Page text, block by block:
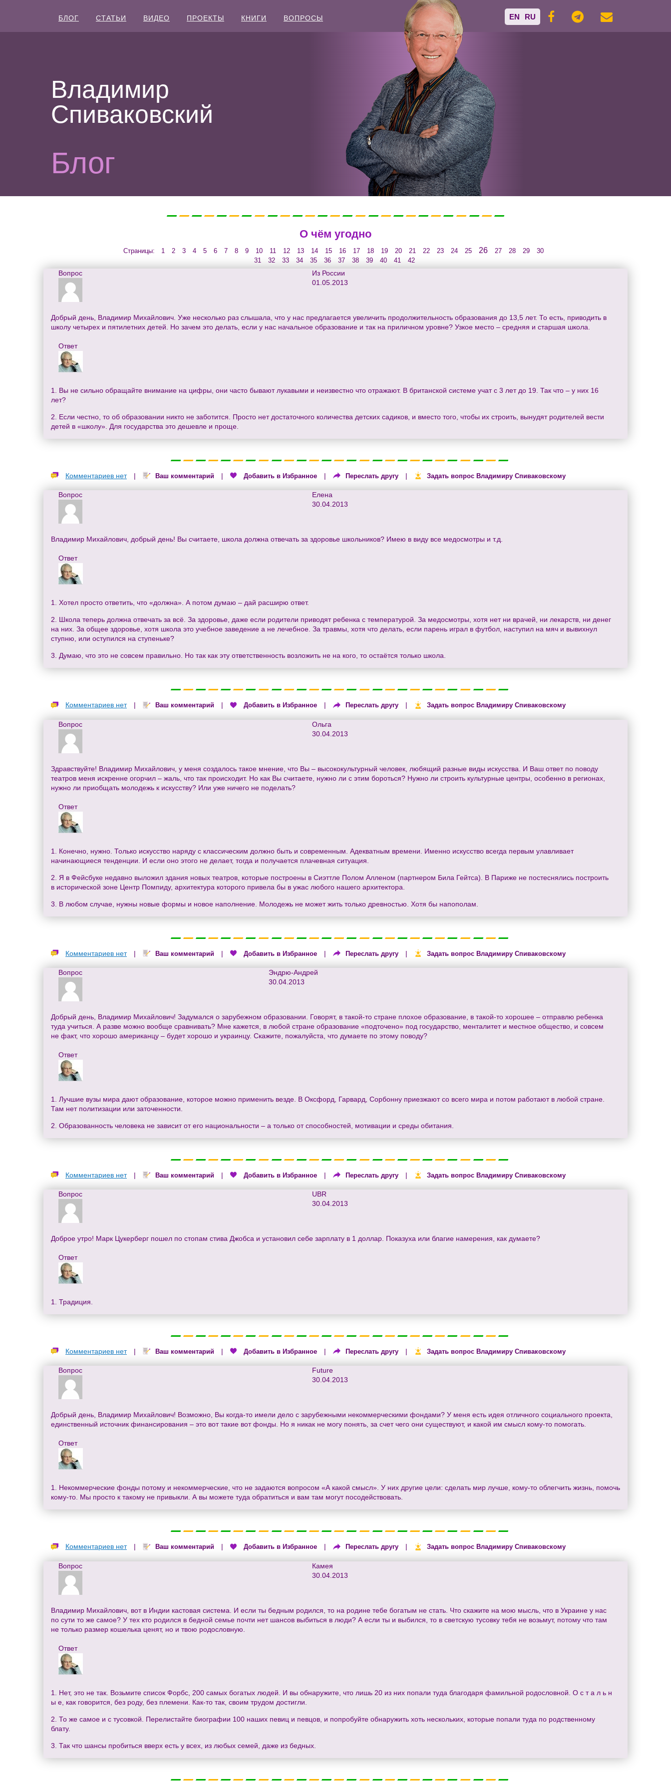
БЛОГ СТАТЬИ ВИДЕО ПРОЕКТЫ КНИГИ ВОПРОСЫ EN RU
Владимир
Спиваковский
Блог
О чём угодно
Страницы: 1 2 3 4 5 6 7 8 9 10 11 12 13 14 15 16 17 18 19 20 21 22 23 24 25 26 27 28 29
30
31
32 33 34 35 36 37 38 39 40 41 42
Вопрос
Из России
01.05.2013
Добрый день, Владимир Михайлович. Уже несколько раз слышала, что у нас предлагается увеличить продолжительность образования до 13,5 лет. То есть, приводить в
школу четырех и пятилетних детей. Но зачем это делать, если у нас начальное образование и так на приличном уровне? Узкое место – средняя и старшая школа.
Ответ
1. Вы не сильно обращайте внимание на цифры, они часто бывают лукавыми и неизвестно что отражают. В британской системе учат с 3 лет до 19. Так что – у них 16
лет?
2. Если честно, то об образовании никто не заботится. Просто нет достаточного количества детских садиков, и вместо того, чтобы их строить, вынудят родителей вести
детей в «школу». Для государства это дешевле и проще.
Комментариев нет | Ваш комментарий | Добавить в Избранное | Переслать другу | Задать вопрос Владимиру Спиваковскому
Вопрос
Елена
30.04.2013
Владимир Михайлович, добрый день! Вы считаете, школа должна отвечать за здоровье школьников? Имею в виду все медосмотры и т.д.
Ответ
1. Хотел просто ответить, что «должна». А потом думаю – дай расширю ответ.
2. Школа теперь должна отвечать за всё. За здоровье, даже если родители приводят ребенка с температурой. За медосмотры, хотя нет ни врачей, ни лекарств, ни денег
на них. За общее здоровье, хотя школа это учебное заведение а не лечебное. За травмы, хотя что делать, если парень играл в футбол, наступил на мяч и вывихнул
ступню, или оступился на ступеньке?
3. Думаю, что это не совсем правильно. Но так как эту ответственность возложить не на кого, то остаётся только школа.
Комментариев нет | Ваш комментарий | Добавить в Избранное | Переслать другу | Задать вопрос Владимиру Спиваковскому
Вопрос
Ольга
30.04.2013
Здравствуйте! Владимир Михайлович, у меня создалось такое мнение, что Вы – высококультурный человек, любящий разные виды искусства. И Ваш ответ по поводу
театров меня искренне огорчил – жаль, что так происходит. Но как Вы считаете, нужно ли с этим бороться? Нужно ли строить культурные центры, особенно в регионах,
нужно ли приобщать молодежь к искусству? Или уже ничего не поделать?
Ответ
1. Конечно, нужно. Только искусство наряду с классическим должно быть и современным. Адекватным времени. Именно искусство всегда первым улавливает
начинающиеся тенденции. И если оно этого не делает, тогда и получается плачевная ситуация.
2. Я в Фейсбуке недавно выложил здания новых театров, которые построены в Сиэттле Полом Алленом (партнером Била Гейтса). В Париже не постеснялись построить
в исторической зоне Центр Помпиду, архитектура которого привела бы в ужас любого нашего архитектора.
3. В любом случае, нужны новые формы и новое наполнение. Молодежь не может жить только древностью. Хотя бы напополам.
Комментариев нет | Ваш комментарий | Добавить в Избранное | Переслать другу | Задать вопрос Владимиру Спиваковскому
Вопрос
Эндрю-Андрей
30.04.2013
Добрый день, Владимир Михайлович! Задумался о зарубежном образовании. Говорят, в такой-то стране плохое образование, в такой-то хорошее – отправлю ребенка
туда учиться. А разве можно вообще сравнивать? Мне кажется, в любой стране образование «подточено» под государство, менталитет и местное общество, и совсем
не факт, что хорошо американцу – будет хорошо и украинцу. Скажите, пожалуйста, что думаете по этому поводу?
Ответ
1. Лучшие вузы мира дают образование, которое можно применить везде. В Оксфорд, Гарвард, Сорбонну приезжают со всего мира и потом работают в любой стране.
Там нет политизации или заточенности.
2. Образованность человека не зависит от его национальности – а только от способностей, мотивации и среды обитания.
Комментариев нет | Ваш комментарий | Добавить в Избранное | Переслать другу | Задать вопрос Владимиру Спиваковскому
Вопрос
UBR
30.04.2013
Доброе утро! Марк Цукерберг пошел по стопам стива Джобса и установил себе зарплату в 1 доллар. Показуха или благие намерения, как думаете?
Ответ
1. Традиция.
Комментариев нет | Ваш комментарий | Добавить в Избранное | Переслать другу | Задать вопрос Владимиру Спиваковскому
Вопрос
Future
30.04.2013
Добрый день, Владимир Михайлович! Возможно, Вы когда-то имели дело с зарубежными некоммерческими фондами? У меня есть идея отличного социального проекта,
единственный источник финансирования – это вот такие вот фонды. Но я никак не могу понять, за счет чего они существуют, и какой им смысл кому-то помогать.
Ответ
1. Некоммерческие фонды потому и некоммерческие, что не задаются вопросом «А какой смысл». У них другие цели: сделать мир лучше, кому-то облегчить жизнь, помочь
кому-то. Мы просто к такому не привыкли. А вы можете туда обратиться и вам там могут посодействовать.
Комментариев нет | Ваш комментарий | Добавить в Избранное | Переслать другу | Задать вопрос Владимиру Спиваковскому
Вопрос
Камея
30.04.2013
Владимир Михайлович, вот в Индии кастовая система. И если ты бедным родился, то на родине тебе богатым не стать. Что скажите на мою мысль, что в Украине у нас
по сути то же самое? У тех кто родился в бедной семье почти нет шансов выбиться в люди? А если ты и выбился, то в светскую тусовку тебя не возьмут, потому что там
не только размер кошелька ценят, но и твою родословную.
Ответ
1. Нет, это не так. Возьмите список Форбс, 200 самых богатых людей. И вы обнаружите, что лишь 20 из них попали туда благодаря фамильной родословной. О с т а л ь н
ы е, как говорится, без роду, без племени. Как-то так, своим трудом достигли.
2. То же самое и с тусовкой. Перелистайте биографии 100 наших певиц и певцов, и попробуйте обнаружить хоть нескольких, которые попали туда по родственному
блату.
3. Так что шансы пробиться вверх есть у всех, из любых семей, даже из бедных.